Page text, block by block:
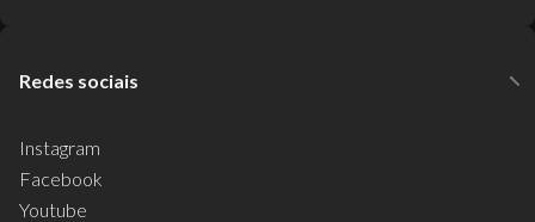
Redes sociais
Instagram
Facebook
Youtube